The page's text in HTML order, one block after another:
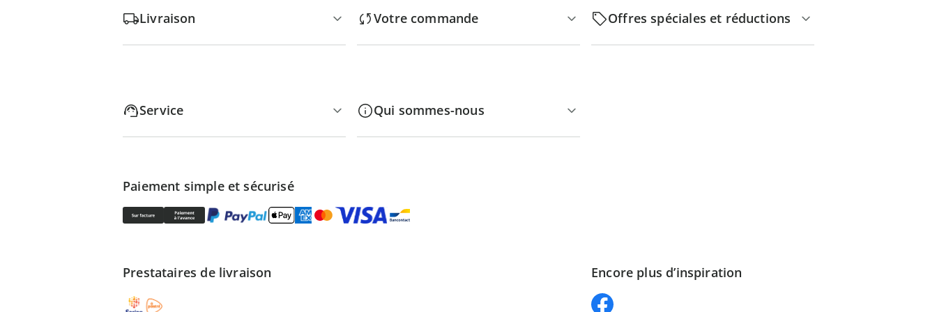
Livraison Votre commande Offres spéciales et réductions
Service Qui sommes-nous
Paiement simple et sécurisé
Prestataires de livraison Encore plus d’inspiration